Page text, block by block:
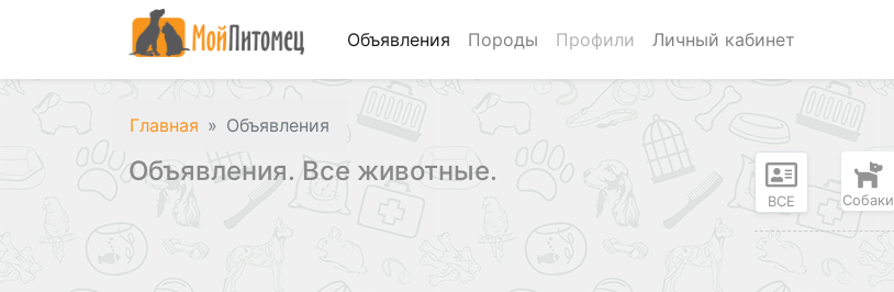
Объявления Породы Профили Личный кабинет
Главная Объявления
Объявления. Все животные.
ВСЕ Собаки